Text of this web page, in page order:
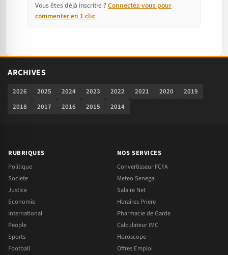
Vous êtes déjà inscrit·e ? Connectez-vous pour
commenter en 1 clic
ARCHIVES
2026 2025 2024 2023 2022 2021 2020
2019
2018
2017 2016 2015 2014
RUBRIQUES
Politique
Societe
Justice
Economie
International
People
Sports
Football
NOS SERVICES
Convertisseur FCFA
Meteo Senegal
Salaire Net
Horaires Priere
Pharmacie de Garde
Calculateur IMC
Horoscope
Offres Emploi